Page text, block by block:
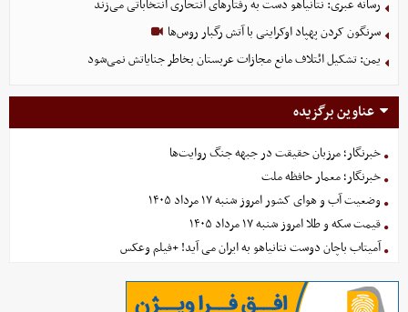
رسانه عبری: نتانیاهو دست به رفتارهای انتحاری انتخاباتی می‌زند
سرنگون کردن پهپاد اوکراینی با آتش رگبار روس‌ها
یمن: تشکیل ائتلاف مانع مجازات عربستان بخاطر جنایاتش نمی‌شود
عناوین برگزیده
خبرنگار؛ مرزبان حقیقت در جبهه جنگ روایت‌ها
خبرنگار؛ معمار حافظه ملت
وضعیت آب و هوای کشور امروز شنبه ۱۷ مرداد ۱۴۰۵
قیمت سکه و طلا امروز شنبه ۱۷ مرداد ۱۴۰۵
آمیتاب باچان دوست نتانیاهو به ایران می آید! +فیلم وعکس